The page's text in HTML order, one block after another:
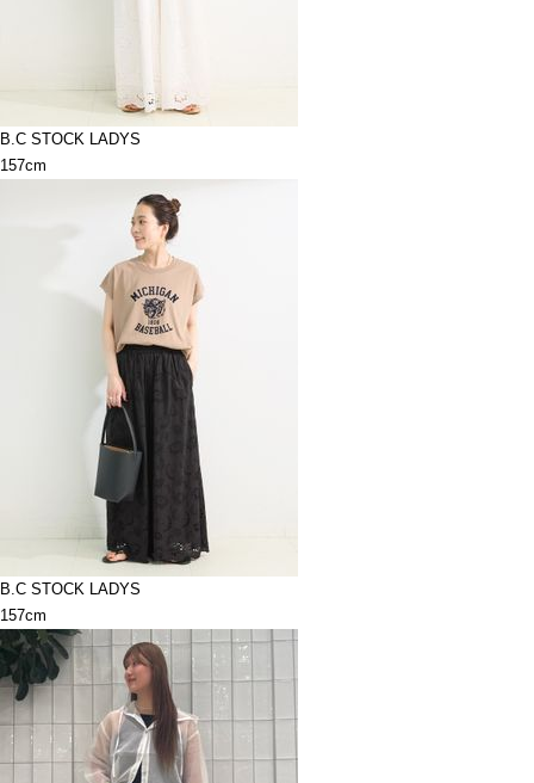
B.C STOCK LADYS
157cm
B.C STOCK LADYS
157cm